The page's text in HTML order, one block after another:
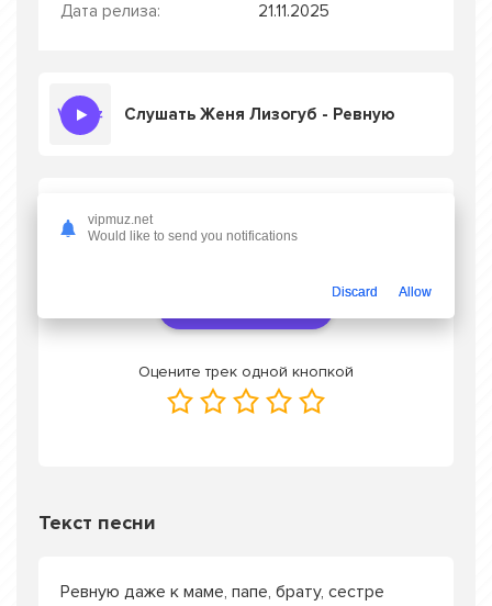
Дата релиза:
21.11.2025
Слушать Женя Лизогуб - Ревную
Скачать песню Женя Лизогуб - Ревную
mp3 или слушать онлайн бесплатно
Оцените трек одной кнопкой
Текст песни
Ревную даже к маме, папе, брату, сестре
vipmuz.net
Would like to send you notifications
Discard Allow